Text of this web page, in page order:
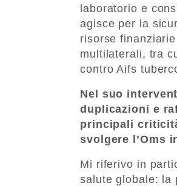
laboratorio e
agisce per la
risorse
multilaterali, tra
contro Aifs
Nel suo
duplicazioni e
principali
svolgere l’Oms
Mi riferivo in
salute globale: la